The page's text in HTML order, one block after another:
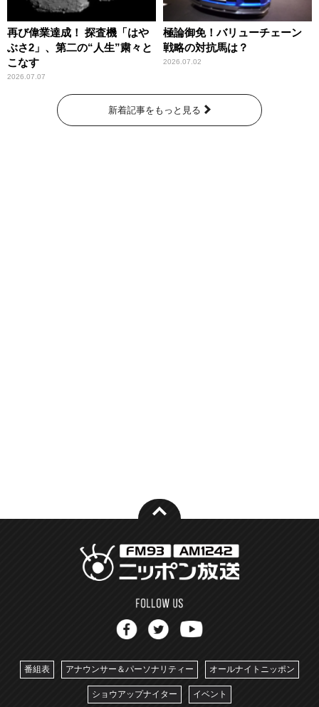
再び偉業達成！ 探査機「はや
ぶさ2」、第二の“人生”粛々と
こなす
2026.07.07
極論御免！バリューチェーン
戦略の対抗馬は？
2026.07.02
新着記事をもっと見る
番組表 アナウンサー＆パーソナリティー オールナイトニッポン
ショウアップナイター イベント